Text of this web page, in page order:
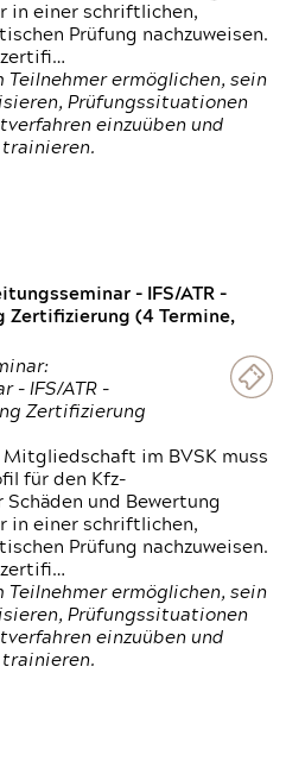
in einer schriftlichen,
Prüfung nachzuweisen.
Teilnehmer ermöglichen, sein
Prüfungssituationen
einzuüben und
- IFS/ATR -
Zertifizierung (4 Termine,
- IFS/ATR -
Zertifizierung
Mitgliedschaft im BVSK muss
für den Kfz-
und Bewertung
in einer schriftlichen,
Prüfung nachzuweisen.
Teilnehmer ermöglichen, sein
Prüfungssituationen
einzuüben und